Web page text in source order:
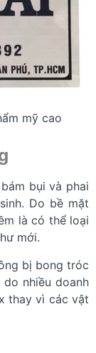
mỹ cao
bụi và phai
Do bề mặt
là có thể loại
mới.
bị bong tróc
nhiều doanh
thay vì các vật